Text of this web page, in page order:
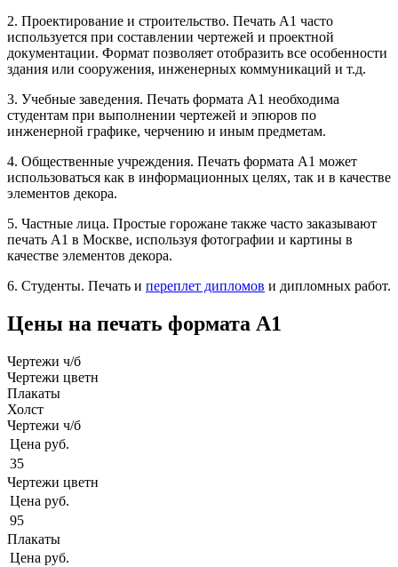
2. Проектирование и строительство. Печать А1 часто
используется при составлении чертежей и проектной
документации. Формат позволяет отобразить все особенности
здания или сооружения, инженерных коммуникаций и т.д.
3. Учебные заведения. Печать формата А1 необходима
студентам при выполнении чертежей и эпюров по
инженерной графике, черчению и иным предметам.
4. Общественные учреждения. Печать формата А1 может
использоваться как в информационных целях, так и в качестве
элементов декора.
5. Частные лица. Простые горожане также часто заказывают
печать А1 в Москве, используя фотографии и картины в
качестве элементов декора.
6. Студенты. Печать и переплет дипломов и дипломных работ.
Цены на печать формата А1
Чертежи ч/б
Чертежи цветн
Плакаты
Холст
Чертежи ч/б
Цена руб.
35
Чертежи цветн
Цена руб.
95
Плакаты
Цена руб.